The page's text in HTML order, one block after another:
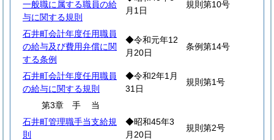
一般職に属する職員の給
与に関する規則
月1日
規則第10号
石井町会計年度任用職員
の給与及び費用弁償に関
する条例
◆令和元年12
月20日
条例第14号
石井町会計年度任用職員
の給与に関する規則
◆令和2年1月
31日
規則第1号
第3章 手 当
石井町管理職手当支給規
則
◆昭和45年3
月20日
規則第2号